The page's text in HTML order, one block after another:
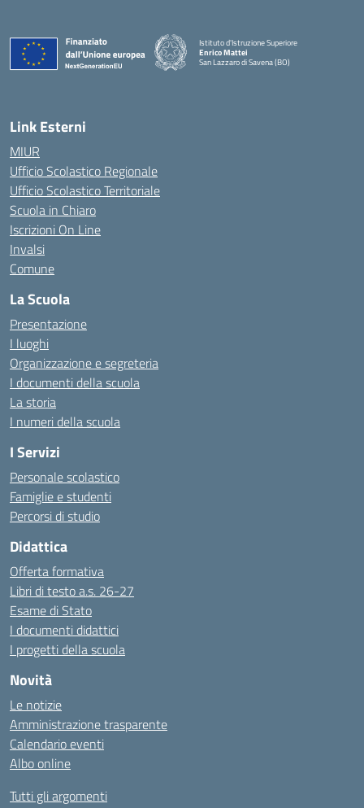
Istituto d'Istruzione Superiore
Enrico Mattei
San Lazzaro di Savena (BO)
Link Esterni
MIUR
Ufficio Scolastico Regionale
Ufficio Scolastico Territoriale
Scuola in Chiaro
Iscrizioni On Line
Invalsi
Comune
La Scuola
Presentazione
I luoghi
Organizzazione e segreteria
I documenti della scuola
La storia
I numeri della scuola
I Servizi
Personale scolastico
Famiglie e studenti
Percorsi di studio
Didattica
Offerta formativa
Libri di testo a.s. 26-27
Esame di Stato
I documenti didattici
I progetti della scuola
Novità
Le notizie
Amministrazione trasparente
Calendario eventi
Albo online
Tutti gli argomenti